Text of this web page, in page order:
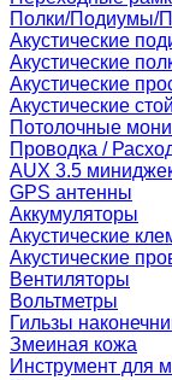
Полки/Подиумы/
Акустические
Акустические
Акустические
Акустические
Потолочные
Проводка /
AUX 3.5
GPS антенны
Аккумуляторы
Акустические
Акустические
Вентиляторы
Вольтметры
Гильзы
Змеиная кожа
Инструмент для